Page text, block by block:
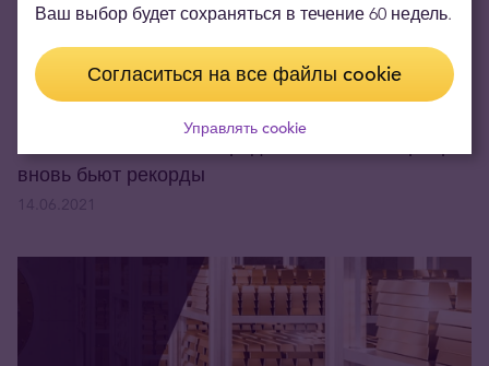
The Perth Mint: в мае продажи золота и серебра
вновь бьют рекорды
Ваш выбор будет сохраняться в течение 60 недель.
Согласиться на все файлы cookie
Управлять cookie